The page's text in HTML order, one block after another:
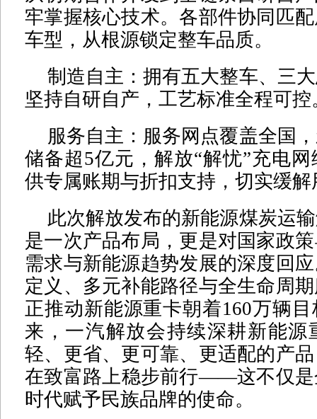
牢掌握核心技术。各部件协同匹
车型，从根源锁定整车品质。
制造自主：拥有五大整车、三
坚持自研自产，工艺标准全程可控
服务自主：服务网点覆盖全国
储备超5亿元，解放“解忧”充电
供专属账期与折扣支持，切实缓
此次解放发布的新能源煤炭运
是一次产品布局，更是对国家政
需求与新能源趋势发展的深度回
定义、多元补能路径与全生命周
正推动新能源重卡朝着160万辆
来，一汽解放会持续深耕新能源
轻、更省、更可靠、更适配的产
在致富路上稳步前行——这不仅是
时代赋予民族品牌的使命。